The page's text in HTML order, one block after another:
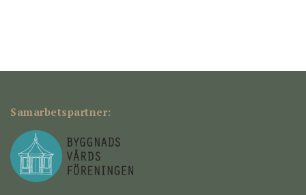
Samarbetspartner: